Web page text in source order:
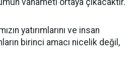
vahameti ortaya çıkacaktır.
yatırımlarını ve insan
birinci amacı nicelik değil,